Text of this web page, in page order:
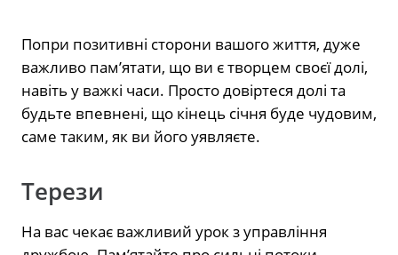
Попри позитивні сторони вашого життя, дуже
важливо пам’ятати, що ви є творцем своєї долі,
навіть у важкі часи. Просто довіртеся долі та
будьте впевнені, що кінець січня буде чудовим,
саме таким, як ви його уявляєте.
Терези
На вас чекає важливий урок з управління